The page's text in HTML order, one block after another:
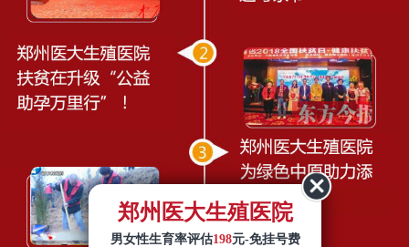
郑州医大生殖医院
男女性生育率评估198元-免挂号费